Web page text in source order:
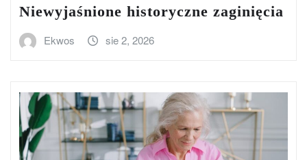
Niewyjaśnione historyczne zaginięcia
Ekwos sie 2, 2026